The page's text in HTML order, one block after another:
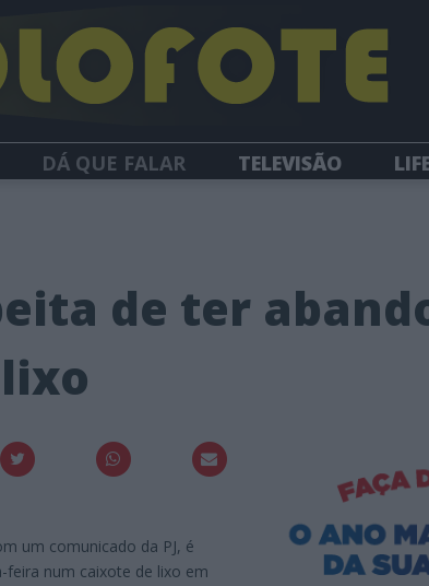
DÁ QUE FALAR TELEVISÃO
de ter
um comunicado da PJ, é
num caixote de lixo em